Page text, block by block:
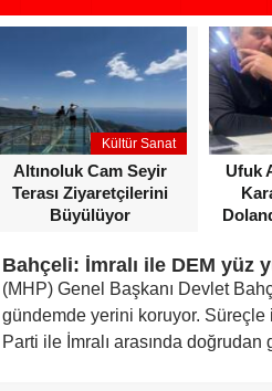
Kültür Sanat
Altınoluk Cam Seyir
Terası Ziyaretçilerini
Büyülüyor
Ufuk
Bahçeli: İmralı ile DEM yüz
(MHP) Genel Başkanı Devlet
gündemde yerini koruyor.
Parti ile İmralı arasında doğrudan